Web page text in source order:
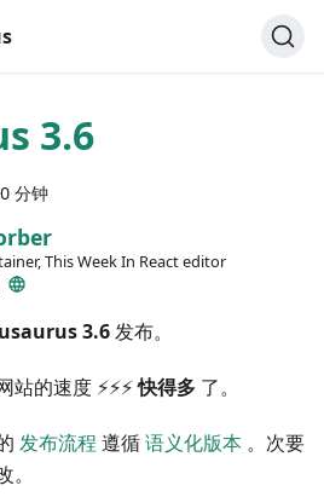
3.6
分钟
This Week In React editor
3.6发布。
的速度 ⚡️⚡️⚡️快得多 了。
发布流程 遵循语义化版本 。次要